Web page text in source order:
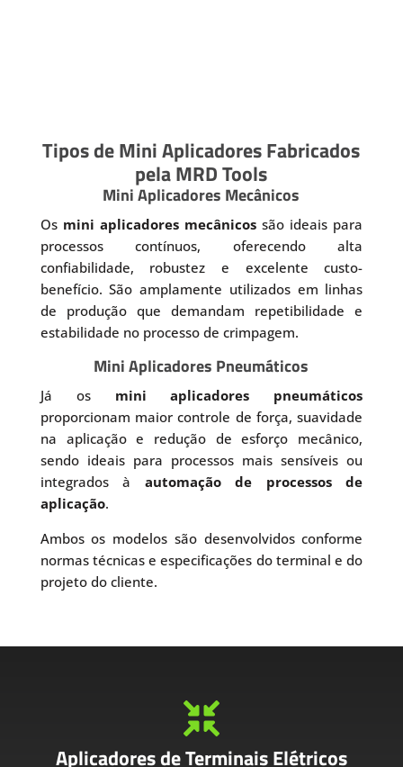
Tipos de Mini Aplicadores Fabricados
pela MRD Tools
Mini Aplicadores Mecânicos
Os mini aplicadores mecânicos são ideais para
processos contínuos, oferecendo alta
confiabilidade, robustez e excelente custo-
benefício. São amplamente utilizados em linhas
de produção que demandam repetibilidade e
estabilidade no processo de crimpagem.
Mini Aplicadores Pneumáticos
Já os mini aplicadores pneumáticos
proporcionam maior controle de força, suavidade
na aplicação e redução de esforço mecânico,
sendo ideais para processos mais sensíveis ou
integrados à automação de processos de
aplicação.
Ambos os modelos são desenvolvidos conforme
normas técnicas e especificações do terminal e do
projeto do cliente.

Aplicadores de Terminais Elétricos